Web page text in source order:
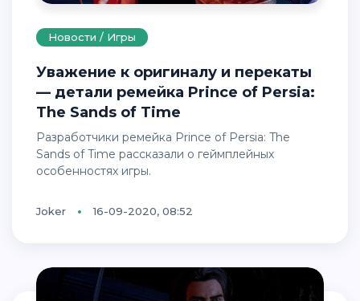
Новости / Игры
Уважение к оригиналу и перекаты
— детали ремейка Prince of Persia:
The Sands of Time
Разработчики ремейка Prince of Persia: The
Sands of Time рассказали о геймплейных
особенностях игры.
Joker 16-09-2020, 08:52